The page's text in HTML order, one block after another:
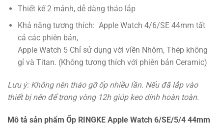
Thiết kế 2 mảnh, dễ dàng tháo lắp
Khả năng tương thích: Apple Watch 4/6/SE 44mm tất
cả các phiên bản,
Apple Watch 5 Chỉ sử dụng với viền Nhôm, Thép không
gỉ và Titan. (Không tương thích với phiên bản Ceramic)
Lưu ý: Không nên tháo gỡ ốp nhiều lần. Nếu đã lắp vào
thiết bị nên để trong vòng 12h giúp keo dính hoàn toàn.
Mô tả sản phẩm Ốp RINGKE Apple Watch 6/SE/5/4 44mm